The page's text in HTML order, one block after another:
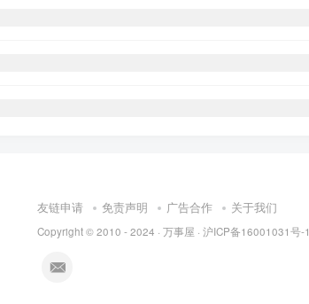
友链申请 免责声明 广告合作 关于我们
Copyright © 2010 - 2024 · 万事屋 · 沪ICP备16001031号-1